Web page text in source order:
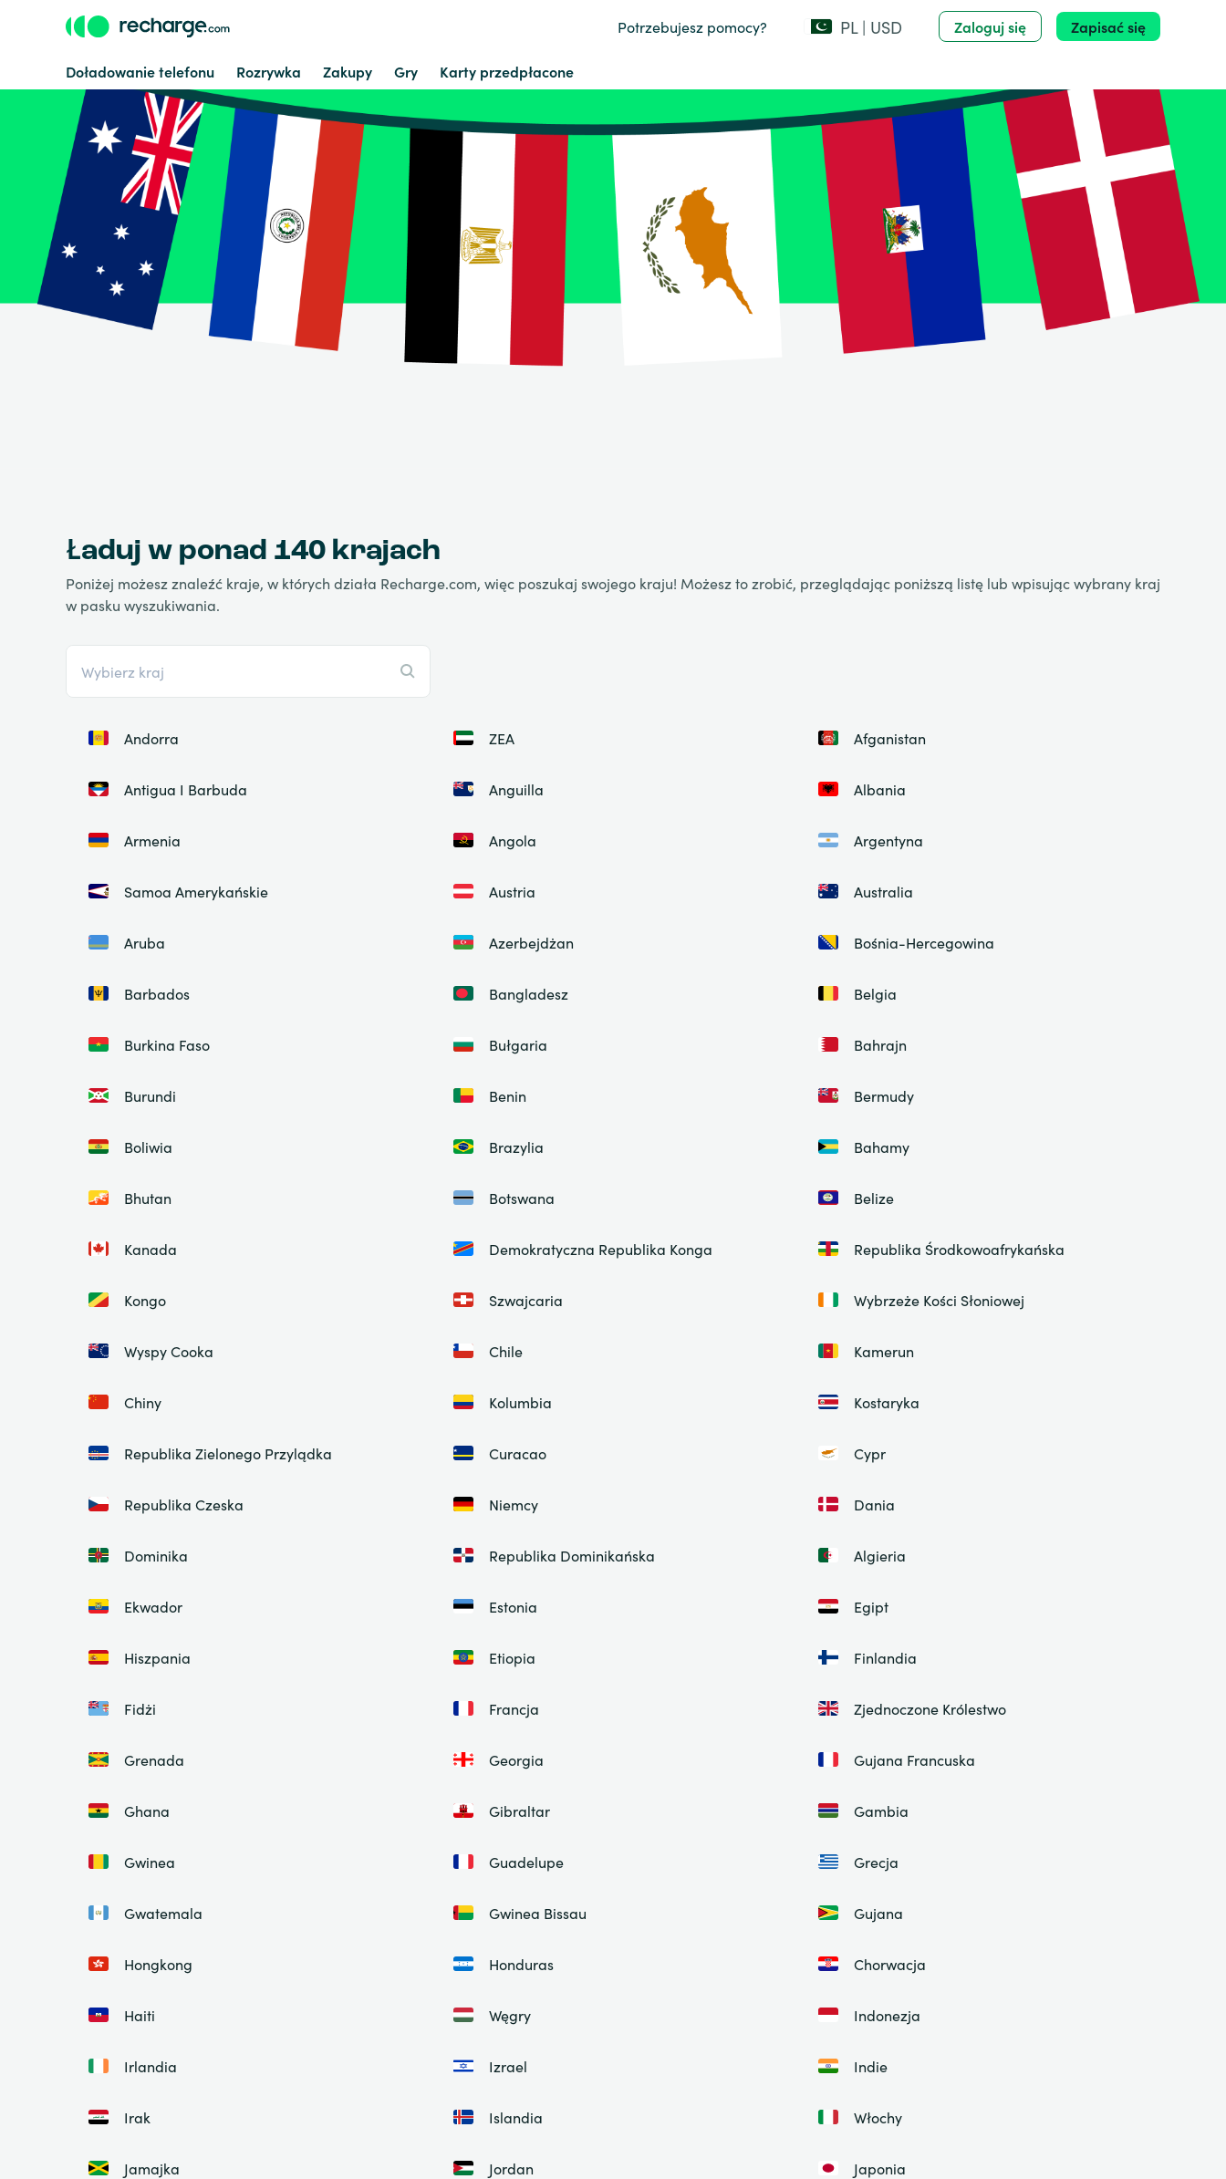
Potrzebujesz pomocy? PL | USD Zaloguj się Zapisać się
Doładowanie telefonu Rozrywka Zakupy Gry Karty przedpłacone
Ładuj w ponad 140 krajach
Poniżej możesz znaleźć kraje, w których działa Recharge.com, więc poszukaj swojego kraju! Możesz to zrobić, przeglądając poniższą listę lub wpisując wybrany kraj
w pasku wyszukiwania.
Andorra ZEA Afganistan
Antigua I Barbuda Anguilla Albania
Armenia Angola Argentyna
Samoa Amerykańskie Austria Australia
Aruba Azerbejdżan Bośnia-Hercegowina
Barbados Bangladesz Belgia
Burkina Faso Bułgaria Bahrajn
Burundi Benin Bermudy
Boliwia Brazylia Bahamy
Bhutan Botswana Belize
Kanada Demokratyczna Republika Konga Republika Środkowoafrykańska
Kongo Szwajcaria Wybrzeże Kości Słoniowej
Wyspy Cooka Chile Kamerun
Chiny Kolumbia Kostaryka
Republika Zielonego Przylądka Curacao Cypr
Republika Czeska Niemcy Dania
Dominika Republika Dominikańska Algieria
Ekwador Estonia Egipt
Hiszpania Etiopia Finlandia
Fidżi Francja Zjednoczone Królestwo
Grenada Georgia Gujana Francuska
Ghana Gibraltar Gambia
Gwinea Guadelupe Grecja
Gwatemala Gwinea Bissau Gujana
Hongkong Honduras Chorwacja
Haiti Węgry Indonezja
Irlandia Izrael Indie
Irak Islandia Włochy
Jamajka Jordan Japonia